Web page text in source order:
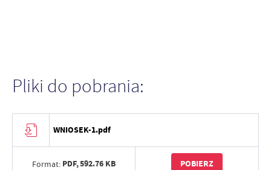
Pliki do pobrania:
WNIOSEK-1.pdf
Format: PDF,592.76 KB POBIERZ